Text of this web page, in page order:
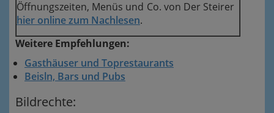
Öffnungszeiten, Menüs und Co. von Der Steirer
hier online zum Nachlesen.
Weitere Empfehlungen:
Gasthäuser und Toprestaurants
Beisln, Bars und Pubs
Bildrechte: